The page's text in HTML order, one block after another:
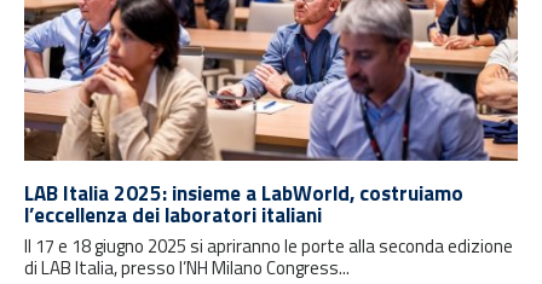
LAB Italia 2025: insieme a LabWorld, costruiamo
l’eccellenza dei laboratori italiani
Il 17 e 18 giugno 2025 si apriranno le porte alla seconda edizione
di LAB Italia, presso l’NH Milano Congress...